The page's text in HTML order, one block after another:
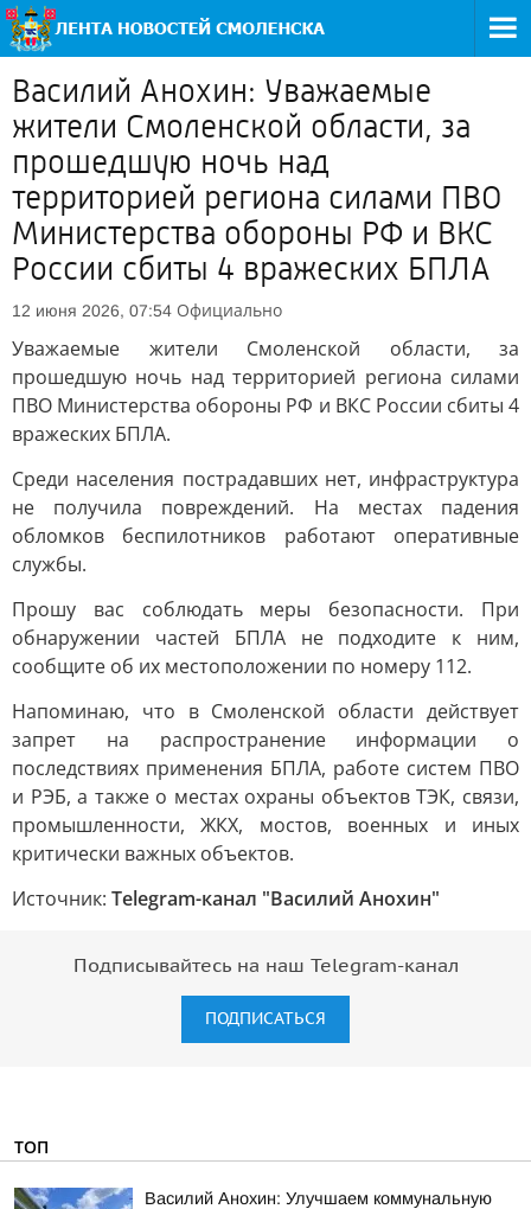
Василий Анохин: Уважаемые
жители Смоленской области, за
прошедшую ночь над
территорией региона силами ПВО
Министерства обороны РФ и ВКС
России сбиты 4 вражеских БПЛА
12 июня 2026, 07:54 Официально
Уважаемые жители Смоленской области, за
прошедшую ночь над территорией региона силами
ПВО Министерства обороны РФ и ВКС России сбиты 4
вражеских БПЛА.
Среди населения пострадавших нет, инфраструктура
не получила повреждений. На местах падения
обломков беспилотников работают оперативные
службы.
Прошу вас соблюдать меры безопасности. При
обнаружении частей БПЛА не подходите к ним,
сообщите об их местоположении по номеру 112.
Напоминаю, что в Смоленской области действует
запрет на распространение информации о
последствиях применения БПЛА, работе систем ПВО
и РЭБ, а также о местах охраны объектов ТЭК, связи,
промышленности, ЖКХ, мостов, военных и иных
критически важных объектов.
Источник: Telegram-канал "Василий Анохин"
Подписывайтесь на наш Telegram-канал
ПОДПИСАТЬСЯ
ТОП
Василий Анохин: Улучшаем коммунальную